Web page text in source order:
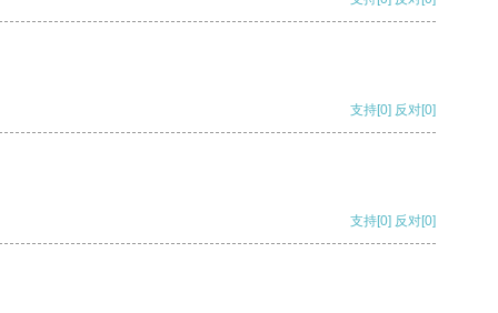
支持[0] 反对[0]
支持[0] 反对[0]